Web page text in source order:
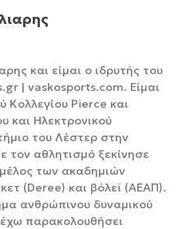
και είμαι ο ιδρυτής του
| vaskosports.com. Είμαι
Κολλεγίου Pierce και
και Ηλεκτρονικού
του Λέστερ στην
τον αθλητισμό ξεκίνησε
των ακαδημιών
(Deree) και βόλεϊ (ΑΕΑΠ).
ανθρώπινου δυναμικού
παρακολουθήσει